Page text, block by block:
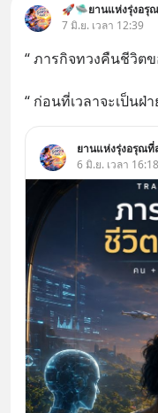
🚀🛸ยานแห่งรุ่งอรุ
7 มิ.ย. เวลา 12:39
“ ภารกิจทวงคืนชีวิตข
“ ก่อนที่เวลาจะเป็นฝ่
ยานแห่งรุ่งอรุณที่
6 มิ.ย. เวลา